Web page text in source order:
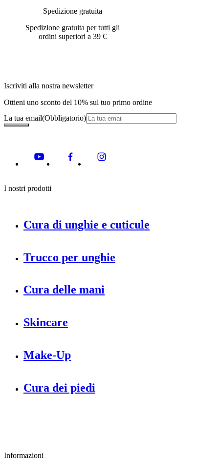
Spedizione gratuita
Spedizione gratuita per tutti gli
ordini superiori a 39 €
Iscriviti alla nostra newsletter
Ottieni uno sconto del 10% sul tuo primo ordine
La tua email(Obbligatorio)
I nostri prodotti
Cura di unghie e cuticule
Trucco per unghie
Cura delle mani
Skincare
Make-Up
Cura dei piedi
Informazioni